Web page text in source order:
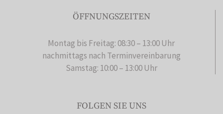
ÖFFNUNGSZEITEN
Montag bis Freitag: 08:30 – 13:00 Uhr
nachmittags nach Terminvereinbarung
Samstag: 10:00 – 13:00 Uhr
FOLGEN SIE UNS